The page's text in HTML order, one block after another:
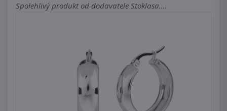
Spolehlivý produkt od dodavatele Stoklasa.…